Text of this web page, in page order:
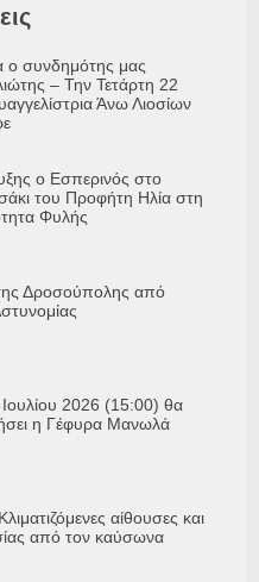
συνδημότης μας
– Την Τετάρτη 22
Άνω Λιοσίων
ο Εσπερινός στο
του Προφήτη Ηλία στη
Φυλής
Δροσούπολης από
2026 (15:00) θα
η Γέφυρα Μανωλά
αίθουσες και
από τον καύσωνα